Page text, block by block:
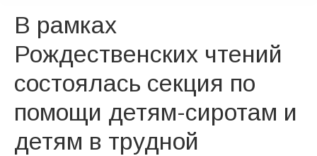
В рамках
Рождественских чтений
состоялась секция по
помощи детям-сиротам и
детям в трудной